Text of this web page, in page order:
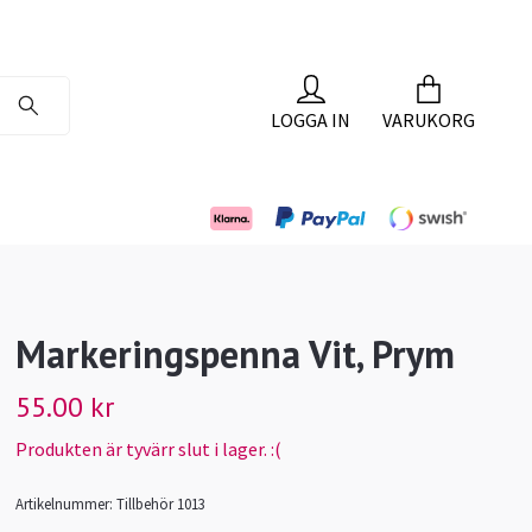
LOGGA IN VARUKORG
Markeringspenna Vit, Prym
55.00 kr
Produkten är tyvärr slut i lager. :(
Artikelnummer: Tillbehör 1013